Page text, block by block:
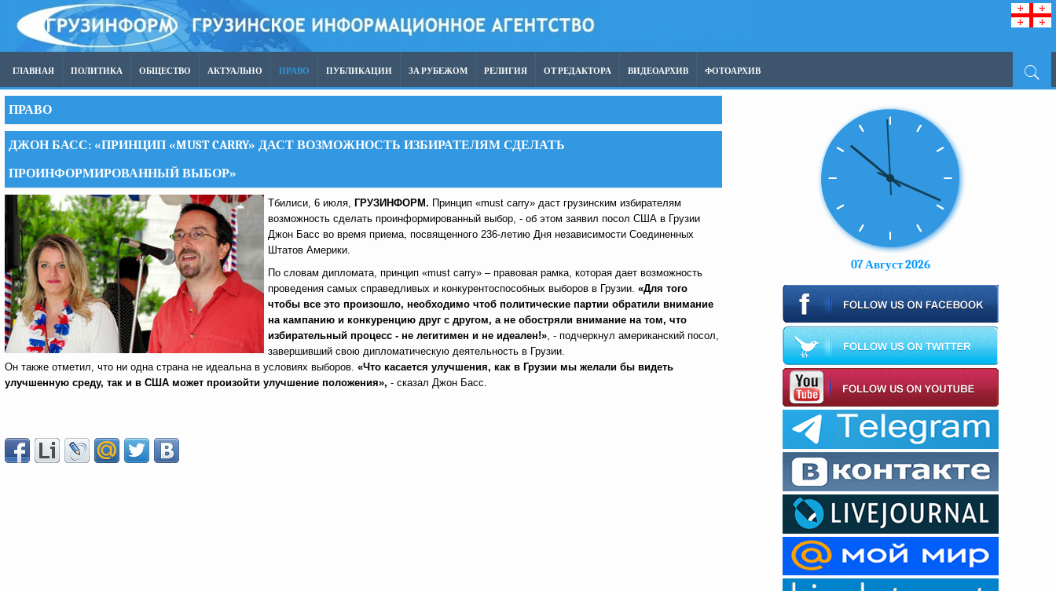
ГЛАВНАЯ ПОЛИТИКА ОБЩЕСТВО АКТУАЛЬНО ПРАВО ПУБЛИКАЦИИ ЗА РУБЕЖОМ РЕЛИГИЯ ОТ РЕДАКТОРА ВИДЕОАРХИВ ФОТОАРХИВ
ПРАВО
ДЖОН БАСС: «ПРИНЦИП «MUST CARRY» ДАСТ ВОЗМОЖНОСТЬ ИЗБИРАТЕЛЯМ СДЕЛАТЬ
ПРОИНФОРМИРОВАННЫЙ ВЫБОР»
Тбилиси, 6 июля, ГРУЗИНФОРМ. Принцип «must carry» даст грузинским избирателям
возможность сделать проинформированный выбор, - об этом заявил посол США в Грузии
Джон Басс во время приема, посвященного 236-летию Дня независимости Соединенных
Штатов Америки.
По словам дипломата, принцип «must carry» – правовая рамка, которая дает возможность
проведения самых справедливых и конкурентоспособных выборов в Грузии. «Для того
чтобы все это произошло, необходимо чтоб политические партии обратили внимание
на кампанию и конкуренцию друг с другом, а не обостряли внимание на том, что
избирательный процесс - не легитимен и не идеален!», - подчеркнул американский посол,
завершивший свою дипломатическую деятельность в Грузии.
Он также отметил, что ни одна страна не идеальна в условиях выборов. «Что касается улучшения, как в Грузии мы желали бы видеть
улучшенную среду, так и в США может произойти улучшение положения», - сказал Джон Басс.
07 Август 2026